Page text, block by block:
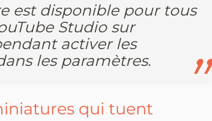
est disponible pour tous
Studio sur
activer les
les paramètres.
qui tuent